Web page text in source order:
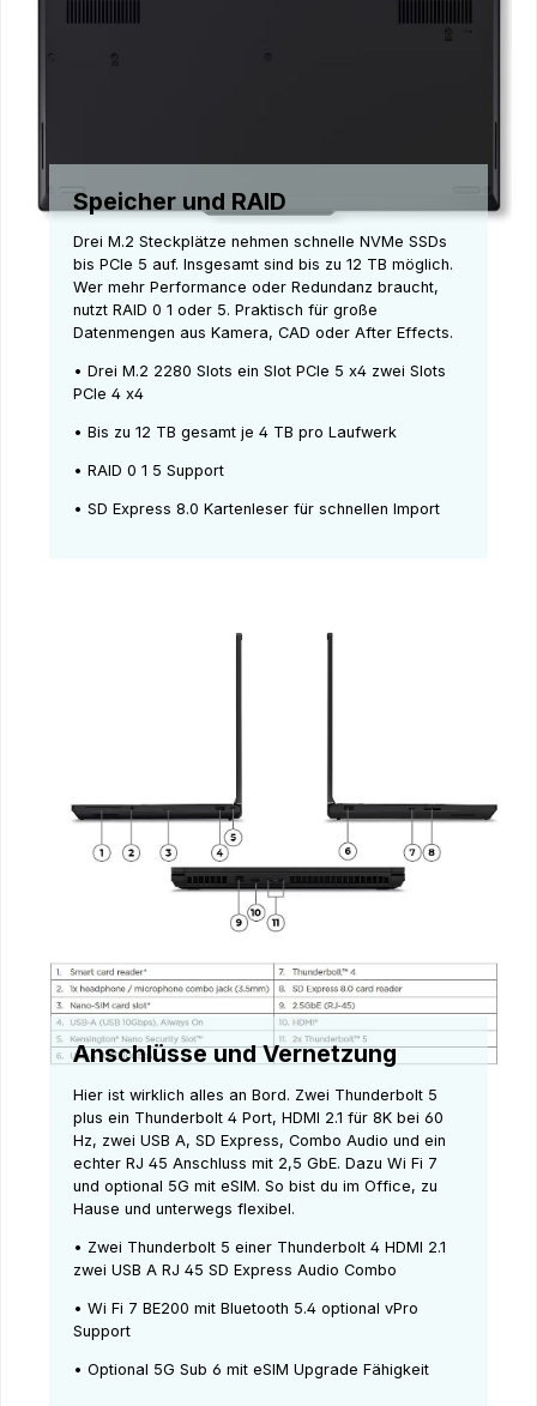
Speicher und RAID
Drei M.2 Steckplätze nehmen schnelle NVMe SSDs
bis PCIe 5 auf. Insgesamt sind bis zu 12 TB möglich.
Wer mehr Performance oder Redundanz braucht,
nutzt RAID 0 1 oder 5. Praktisch für große
Datenmengen aus Kamera, CAD oder After Effects.
• Drei M.2 2280 Slots ein Slot PCIe 5 x4 zwei Slots
PCIe 4 x4
• Bis zu 12 TB gesamt je 4 TB pro Laufwerk
• RAID 0 1 5 Support
• SD Express 8.0 Kartenleser für schnellen Import
Anschlüsse und Vernetzung
Hier ist wirklich alles an Bord. Zwei Thunderbolt 5
plus ein Thunderbolt 4 Port, HDMI 2.1 für 8K bei 60
Hz, zwei USB A, SD Express, Combo Audio und ein
echter RJ 45 Anschluss mit 2,5 GbE. Dazu Wi Fi 7
und optional 5G mit eSIM. So bist du im Office, zu
Hause und unterwegs flexibel.
• Zwei Thunderbolt 5 einer Thunderbolt 4 HDMI 2.1
zwei USB A RJ 45 SD Express Audio Combo
• Wi Fi 7 BE200 mit Bluetooth 5.4 optional vPro
Support
• Optional 5G Sub 6 mit eSIM Upgrade Fähigkeit